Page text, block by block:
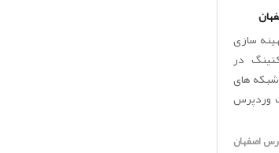
سازی
در
شبکه های
وردپرس
اصفهان